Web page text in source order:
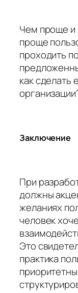
Чем проще и
проще
проходить
как сделать
Заключение
При
должны
желаниях
человек
Это
практика